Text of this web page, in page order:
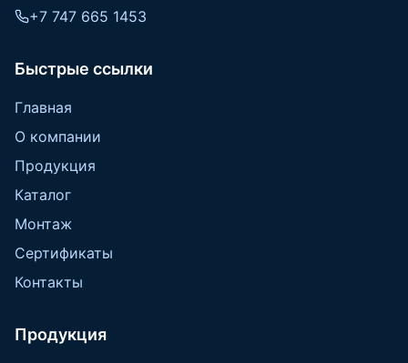
+7 747 665 1453
Быстрые ссылки
Главная
О компании
Продукция
Каталог
Монтаж
Сертификаты
Контакты
Продукция